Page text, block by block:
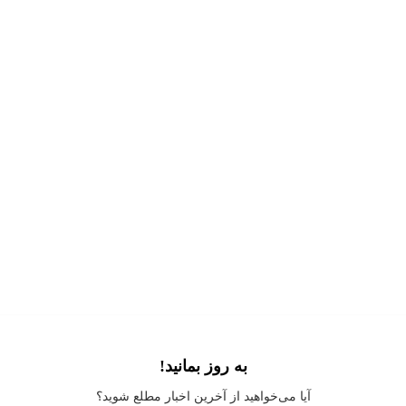
Application error: a client
-side exception has occurred while loading
به روز بمانید!
آیا می‌خواهید از آخرین اخبار مطلع شوید؟